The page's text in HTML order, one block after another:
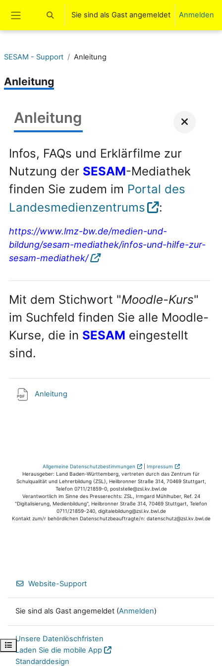
Website-Übersicht
Sucheingabe umschalten
Sie sind als Gast angemeldet Anmelden
Kursindex öffnen
SESAM - Support Anleitung
Anleitung
Anleitung
Infos, FAQs und Erklärfilme zur
Nutzung der SESAM-Mediathek
finden Sie zudem im Portal des
Landesmedienzentrums
:
https://www.lmz-bw.de/medien-und-
bildung/sesam-mediathek/infos-und-hilfe-zur-
sesam-mediathek/
Mit dem Stichwort "Moodle-Kurs"
im Suchfeld finden Sie alle Moodle-
Kurse, die in SESAM eingestellt
sind.
Anleitung
Allgemeine Datenschutzbestimmungen | Impressum
Herausgeber: Land Baden-Württemberg, vertreten durch das Zentrum für
Schulqualität und Lehrerbildung (ZSL), Heilbronner Straße 314, 70469 Stuttgart,
Telefon 0711/21859-0, poststelle@zsl.kv.bwl.de
Verantwortlich im Sinne des Presserechts: ZSL, Irmgard Mühlhuber, Ref. 24
"Digitalisierung, Medienbildung", Heilbronner Straße 314, 70469 Stuttgart, Telefon
0711/21859-240, digitalebildung@zsl.kv.bwl.de
Kontakt zum/r behördlichen Datenschutzbeauftragte/n: datenschutz@zsl.kv.bwl.de
Website-Support
Sie sind als Gast angemeldet (Anmelden)
Unsere Datenlöschfristen
Laden Sie die mobile App
Standarddesign